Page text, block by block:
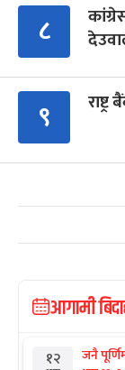
८
९
आगामी
१२ जनै